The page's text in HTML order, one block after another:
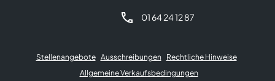
01 64 24 12 87
Stellenangebote Ausschreibungen
Rechtliche Hinweise
Allgemeine Verkaufsbedingungen